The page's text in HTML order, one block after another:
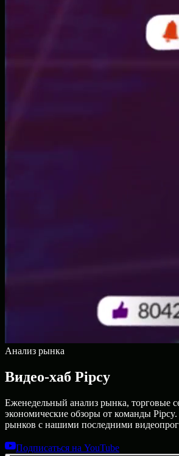
Анализ рынка
Видео-хаб Pipcy
Еженедельный анализ рынка, торговые
экономические обзоры от команды Pipcy.
рынков с нашими последними
Подписаться на YouTube